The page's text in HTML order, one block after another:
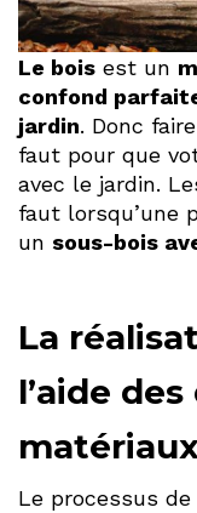
Le bois est un
confond
jardin. Donc
faut pour que
avec le jardin.
faut lorsqu’une
un sous-bois
La
l’aide
Le processus